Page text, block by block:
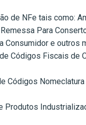
de NFe tais como:
Para
Consumidor e outros
Códigos Fiscais de
Códigos Nomeclatura
Produtos